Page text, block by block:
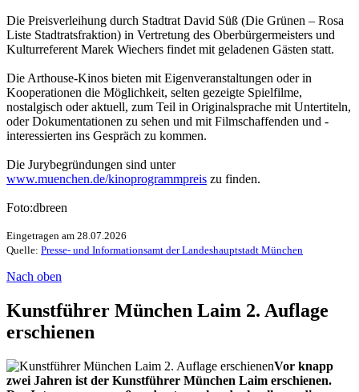
Die Preisverleihung durch Stadtrat David Süß (Die Grünen – Rosa
Liste Stadtratsfraktion) in Vertretung des Oberbürgermeisters und
Kulturreferent Marek Wiechers findet mit geladenen Gästen statt.
Die Arthouse-Kinos bieten mit Eigenveranstaltungen oder in
Kooperationen die Möglichkeit, selten gezeigte Spielfilme,
nostalgisch oder aktuell, zum Teil in Originalsprache mit Untertiteln,
oder Dokumentationen zu sehen und mit Filmschaffenden und -
interessierten ins Gespräch zu kommen.
Die Jurybegründungen sind unter
www.muenchen.de/kinoprogrammpreis zu finden.
Foto:dbreen
Eingetragen am 28.07.2026
Quelle: Presse- und Informationsamt der Landeshauptstadt München
Nach oben
Kunstführer München Laim 2. Auflage
erschienen
Vor knapp
zwei Jahren ist der Kunstführer München Laim erschienen.